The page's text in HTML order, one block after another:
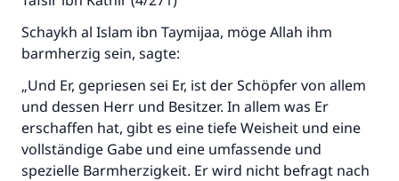
Schaykh al Islam ibn Taymijaa, möge Allah ihm
barmherzig sein, sagte:
„Und Er, gepriesen sei Er, ist der Schöpfer von allem
und dessen Herr und Besitzer. In allem was Er
erschaffen hat, gibt es eine tiefe Weisheit und eine
vollständige Gabe und eine umfassende und
spezielle Barmherzigkeit. Er wird nicht befragt nach